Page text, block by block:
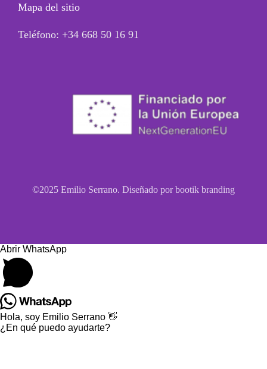
Mapa del sitio
Teléfono: +34 668 50 16 91
©2025 Emilio Serrano. Diseñado por bootik branding
Abrir WhatsApp
Hola, soy Emilio Serrano 👋
¿En qué puedo ayudarte?